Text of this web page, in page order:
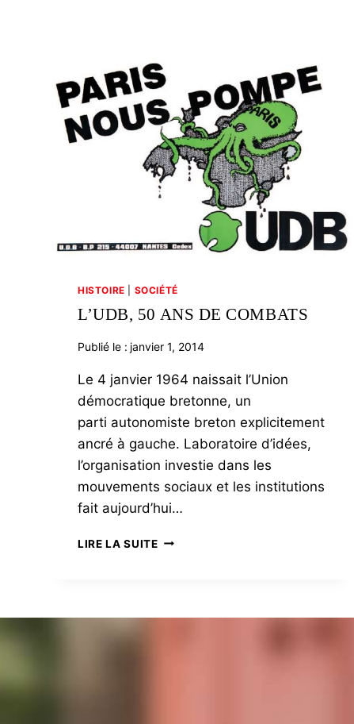
HISTOIRE SOCIÉTÉ
L’UDB, 50 ANS DE COMBATS
Publié le : janvier 1, 2014
Le 4 janvier 1964 naissait l’Union
démocratique bretonne, un
parti autonomiste breton explicitement
ancré à gauche. Laboratoire d’idées,
l’organisation investie dans les
mouvements sociaux et les institutions
fait aujourd’hui…
LIRE LA SUITEL’UDB,